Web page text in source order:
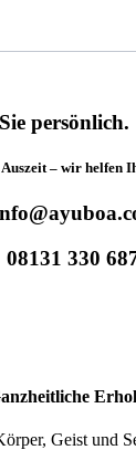
persönlich.
– wir helfen
08131 330
Geist und